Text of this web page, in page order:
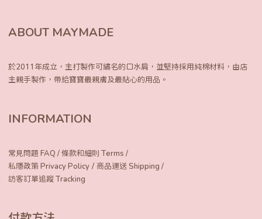
ABOUT MAYMADE
於2011年成立，主打製作可繡名的口水肩， 並堅持採用純棉材料，由店
主親手製作， 帶給寶寶最親膚及最貼心的用品。
INFORMATION
常見問題 FAQ /條款和細則 Terms /
私隱政策 Privacy Policy / 商品運送 Shipping /
訪客訂單追蹤 Tracking